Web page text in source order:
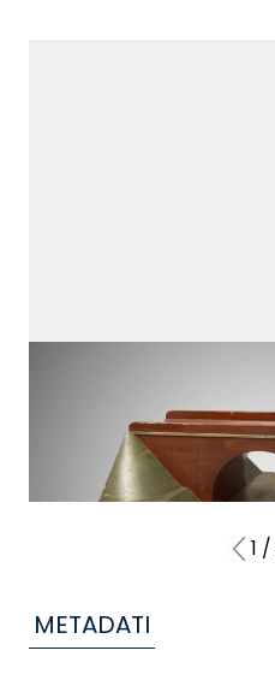
1 /
METADATI